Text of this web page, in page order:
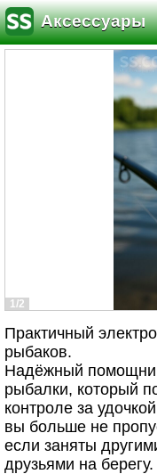
Аксессуары
1/2
Практичный
рыбаков.
Надёжный
рыбалки, который
контроле за
вы больше не
если заняты
друзьями на берегу.